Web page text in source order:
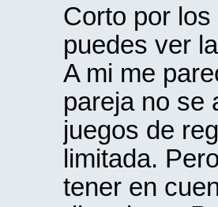
Corto por
puedes ver
A mi me
pareja no se
juegos de
limitada.
tener en